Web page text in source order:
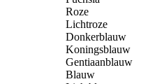
Roze
Lichtroze
Donkerblauw
Koningsblauw
Gentiaanblauw
Blauw